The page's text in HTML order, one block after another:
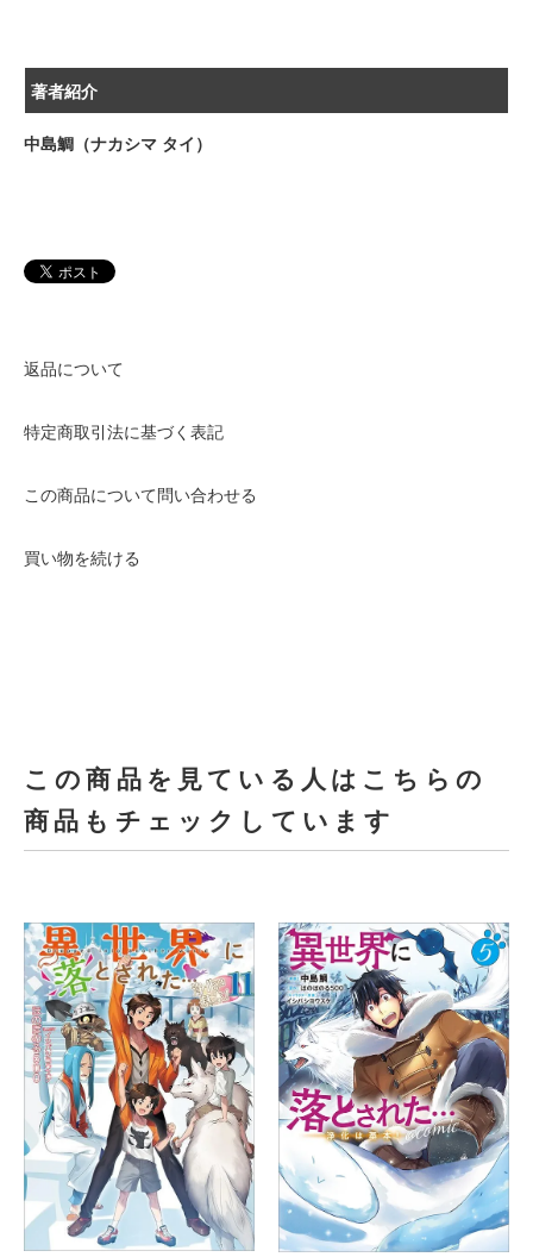
著者紹介
中島鯛（ナカシマ タイ）
返品について
特定商取引法に基づく表記
この商品について問い合わせる
買い物を続ける
この商品を見ている人はこちらの
商品もチェックしています